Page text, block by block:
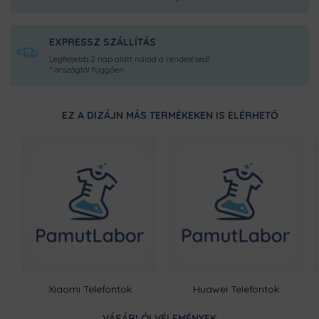
EXPRESSZ SZÁLLÍTÁS
Legfeljebb 2 nap alatt nálad a rendelésed!
* országtól függően
EZ A DIZÁJN MÁS TERMÉKEKEN IS ELÉRHETŐ
Xiaomi Telefontok Huawei Telefontok